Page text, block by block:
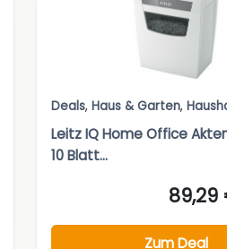
Deals, Haus & Garten,
Leitz IQ Home Office
10 Blatt...
89,29
Zum Deal